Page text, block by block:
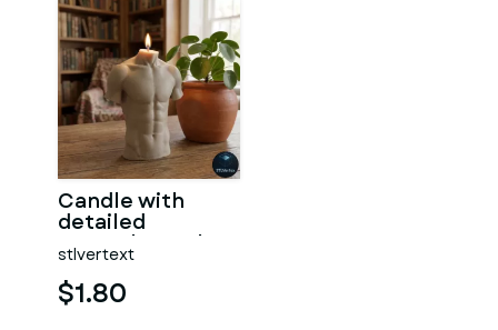
Candle with
detailed
muscular male
torso
stlvertext
$1.80